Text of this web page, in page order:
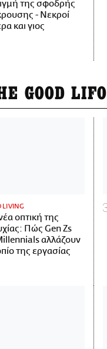
της σφοδρής
- Νεκροί
και γιος
GOOD LIFO
LIVING
οπτική της
Πώς Gen Zs
αλλάζουν
της εργασίας